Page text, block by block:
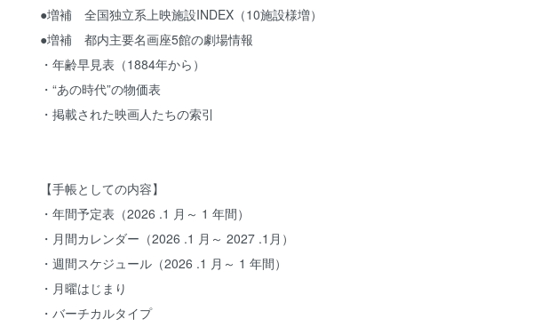
●増補 全国独立系上映施設INDEX（10施設様増）
●増補 都内主要名画座5館の劇場情報
・年齢早見表（1884年から）
・“あの時代”の物価表
・掲載された映画人たちの索引
【手帳としての内容】
・年間予定表（2026 .1 月～ 1 年間）
・月間カレンダー（2026 .1 月～ 2027 .1月）
・週間スケジュール（2026 .1 月～ 1 年間）
・月曜はじまり
・バーチカルタイプ